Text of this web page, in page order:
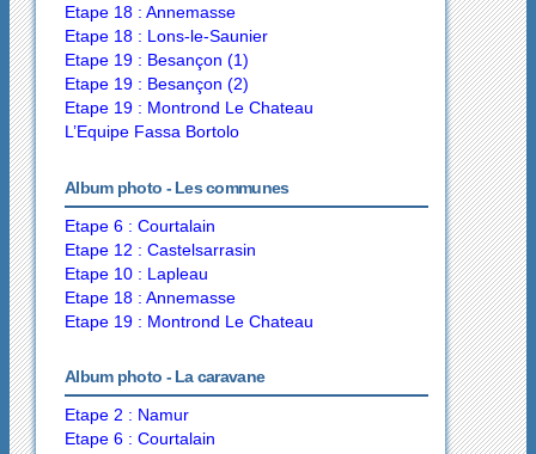
Etape 18 : Annemasse
Etape 18 : Lons-le-Saunier
Etape 19 : Besançon (1)
Etape 19 : Besançon (2)
Etape 19 : Montrond Le Chateau
L’Equipe Fassa Bortolo
Album photo - Les communes
Etape 6 : Courtalain
Etape 12 : Castelsarrasin
Etape 10 : Lapleau
Etape 18 : Annemasse
Etape 19 : Montrond Le Chateau
Album photo - La caravane
Etape 2 : Namur
Etape 6 : Courtalain